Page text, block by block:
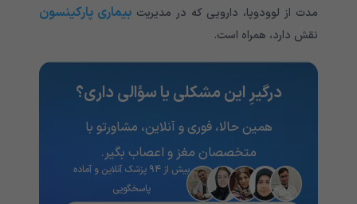
مدت از لوودوپا، دارویی که در مدیریتبیماری پارکینسون
نقش دارد، همراه است.
درگیرِ این مشکلی یا سؤالی داری؟
همین حالا، فوری و آنلاین، مشاورتو با
متخصصان مغز و اعصاب بگیر.
بیش از ۹۴ پزشک آنلاین و آماده
پاسخگویی